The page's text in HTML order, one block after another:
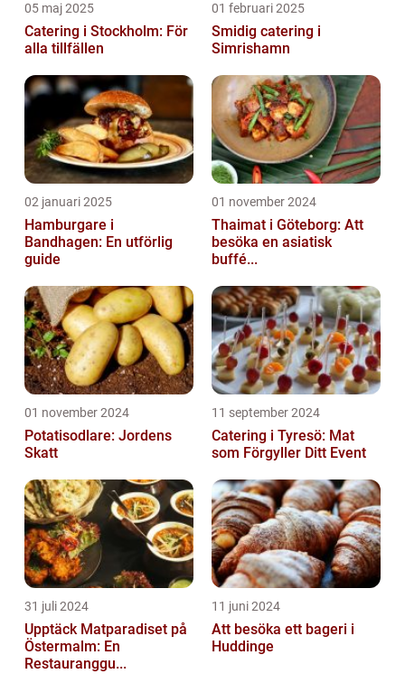
05 maj 2025
Catering i Stockholm: För
alla tillfällen
01 februari 2025
Smidig catering i
Simrishamn
02 januari 2025
Hamburgare i
Bandhagen: En utförlig
guide
01 november 2024
Thaimat i Göteborg: Att
besöka en asiatisk
buffé...
01 november 2024
Potatisodlare: Jordens
Skatt
11 september 2024
Catering i Tyresö: Mat
som Förgyller Ditt Event
31 juli 2024
Upptäck Matparadiset på
Östermalm: En
Restauranggu...
11 juni 2024
Att besöka ett bageri i
Huddinge